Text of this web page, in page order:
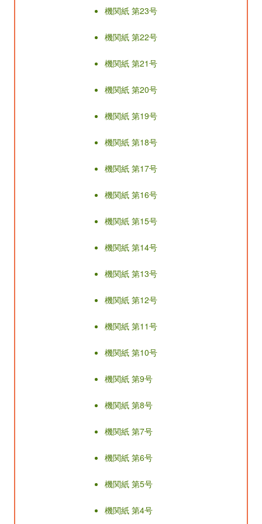
機関紙 第23号
機関紙 第22号
機関紙 第21号
機関紙 第20号
機関紙 第19号
機関紙 第18号
機関紙 第17号
機関紙 第16号
機関紙 第15号
機関紙 第14号
機関紙 第13号
機関紙 第12号
機関紙 第11号
機関紙 第10号
機関紙 第9号
機関紙 第8号
機関紙 第7号
機関紙 第6号
機関紙 第5号
機関紙 第4号